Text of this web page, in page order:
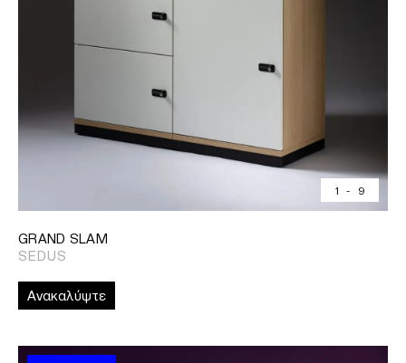
1 - 9
GRAND SLAM
SEDUS
Ανακαλύψτε